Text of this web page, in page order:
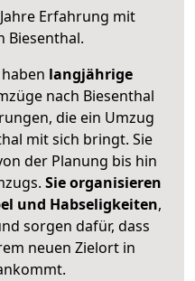
Erfahrung mit
Biesenthal.
langjährige
nach Biesenthal
die ein Umzug
mit sich bringt. Sie
der Planung bis hin
Sie organisieren
und Habseligkeiten,
sorgen dafür, dass
neuen Zielort in